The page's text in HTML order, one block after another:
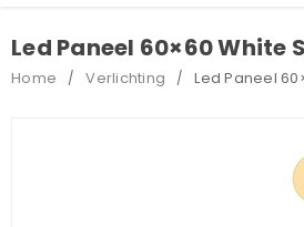
Led Paneel 60×60 White
Home / Verlichting / Led Paneel